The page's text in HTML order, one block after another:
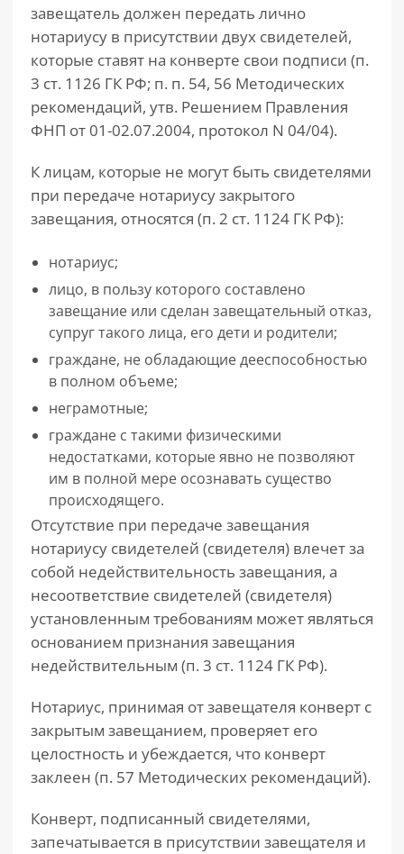
завещатель должен передать лично
нотариусу в присутствии двух свидетелей,
которые ставят на конверте свои подписи (п.
3 ст. 1126 ГК РФ; п. п. 54, 56 Методических
рекомендаций, утв. Решением Правления
ФНП от 01-02.07.2004, протокол N 04/04).
К лицам, которые не могут быть свидетелями
при передаче нотариусу закрытого
завещания, относятся (п. 2 ст. 1124 ГК РФ):
нотариус;
лицо, в пользу которого составлено
завещание или сделан завещательный отказ,
супруг такого лица, его дети и родители;
граждане, не обладающие дееспособностью
в полном объеме;
неграмотные;
граждане с такими физическими
недостатками, которые явно не позволяют
им в полной мере осознавать существо
происходящего.
Отсутствие при передаче завещания
нотариусу свидетелей (свидетеля) влечет за
собой недействительность завещания, а
несоответствие свидетелей (свидетеля)
установленным требованиям может являться
основанием признания завещания
недействительным (п. 3 ст. 1124 ГК РФ).
Нотариус, принимая от завещателя конверт с
закрытым завещанием, проверяет его
целостность и убеждается, что конверт
заклеен (п. 57 Методических рекомендаций).
Конверт, подписанный свидетелями,
запечатывается в присутствии завещателя и